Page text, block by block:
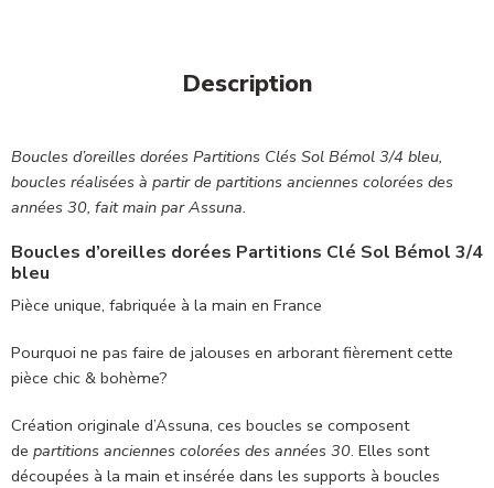
Description
Boucles d’oreilles dorées Partitions Clés Sol Bémol 3/4 bleu,
boucles réalisées à partir de partitions anciennes colorées des
années 30, fait main par Assuna.
Boucles d’oreilles dorées Partitions Clé Sol Bémol 3/4
bleu
Pièce unique, fabriquée à la main en France
Pourquoi ne pas faire de jalouses en arborant fièrement cette
pièce chic & bohème?
Création originale d’Assuna, ces boucles se composent
de partitions anciennes colorées des années 30. Elles sont
découpées à la main et insérée dans les supports à boucles